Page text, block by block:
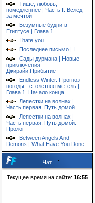
Тише, любовь,
помедленнее | Часть I. Вслед
за мечтой
Безумные будни в
Египтусе | Глава 1
I hate you
Последнее письмо | I
Сады дурмана | Новые
приключения
Джирайи:Прибытие
Endless Winter. Прогноз
погоды - столетняя метель |
Глава 1. Начало конца
Лепестки на волнах |
Часть первая. Путь домой
Лепестки на волнах |
Часть первая. Путь домой.
Пролог
Between Angels And
Demons | What Have You Done
Чат
Текущее время на сайте: 16:55